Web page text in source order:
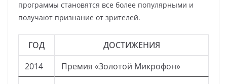
программы становятся все более популярными и
получают признание от зрителей.
ГОД
ДОСТИЖЕНИЯ
2014
Премия «Золотой Микрофон»